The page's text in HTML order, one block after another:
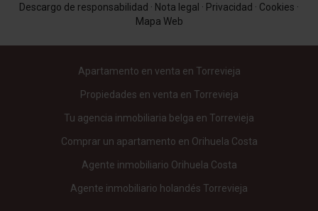
Descargo de responsabilidad · Nota legal · Privacidad · Cookies ·
Mapa Web
Apartamento en venta en Torrevieja
Propiedades en venta en Torrevieja
Tu agencia inmobiliaria belga en Torrevieja
Comprar un apartamento en Orihuela Costa
Agente inmobiliario Orihuela Costa
Agente inmobiliario holandés Torrevieja